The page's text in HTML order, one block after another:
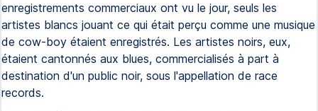
enregistrements commerciaux ont vu le jour, seuls les
artistes blancs jouant ce qui était perçu comme une musique
de cow-boy étaient enregistrés. Les artistes noirs, eux,
étaient cantonnés aux blues, commercialisés à part à
destination d'un public noir, sous l'appellation de race
records.